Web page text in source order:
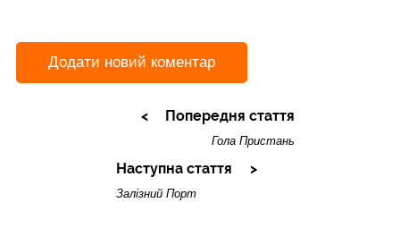
Додати новий коментар
Попередня стаття
Гола Пристань
Наступна стаття
Залізний Порт